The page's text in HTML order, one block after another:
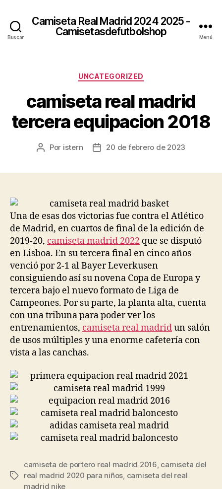
Buscar
Camiseta Real Madrid 2024 2025 -
Camisetasdefutbolshop
Menú
Categorías
UNCATEGORIZED
camiseta real madrid
tercera equipacion 2018
Autor
Por istern
Fecha20 de febrero de 2023
Una de esas dos victorias fue contra el Atlético
de Madrid, en cuartos de final de la edición de
2019-20, camiseta madrid 2022 que se disputó
en Lisboa. En su tercera final en cinco años
venció por 2-1 al Bayer Leverkusen
consiguiendo así su novena Copa de Europa y
tercera bajo el nuevo formato de Liga de
Campeones. Por su parte, la planta alta, cuenta
con una tribuna para poder ver los
entrenamientos, camiseta real madridun salón
de usos múltiples y una enorme cafetería con
vista a las canchas.
Etiquetas
camiseta de portero real madrid 2016, camiseta del
real madrid 2020 para niños, camiseta del real
madrid nike